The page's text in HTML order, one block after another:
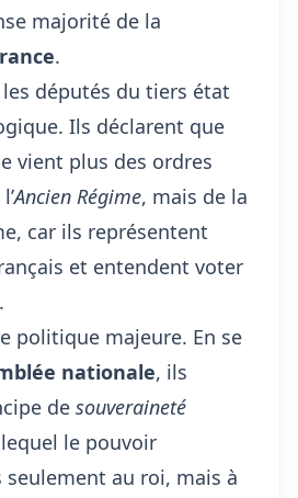
majorité de la
.
les députés du tiers état
Ils déclarent que
vient plus des ordres
Ancien Régime, mais de la
car ils représentent
et entendent voter
politique majeure. En se
nationale, ils
de souveraineté
le pouvoir
seulement au roi, mais à